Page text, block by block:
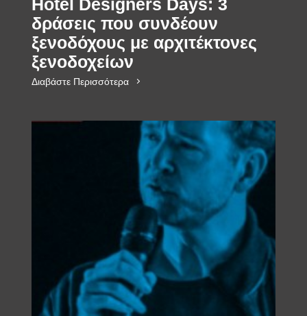
Hotel Designers Days: 3
δράσεις που συνδέουν
ξενοδόχους με αρχιτέκτονες
ξενοδοχείων
Διαβάστε Περισσότερα